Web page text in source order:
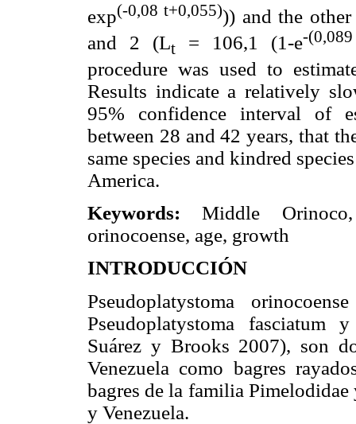
exp(-0,08 t+0,055))) and the
and 2 (Lt = 106,1 (1-e-
procedure was used to
Results indicate a relatively
95% confidence interval of
between 28 and 42 years, that
same species and kindred
America.
Keywords: Middle Orinoco,
orinocoense, age, growth
INTRODUCCIÓN
Pseudoplatystoma
Pseudoplatystoma fasciatum
Suárez y Brooks 2007), son
Venezuela como bagres
bagres de la familia
y Venezuela.